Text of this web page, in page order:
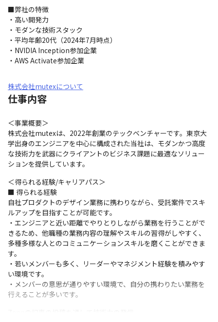
■弊社の特徴
・高い開発力
・モダンな技術スタック
・平均年齢20代（2024年7月時点）
・NVIDIA Inception参加企業
・AWS Activate参加企業
株式会社mutexについて
仕事内容
＜事業概要＞
株式会社mutexは、2022年創業のテックベンチャーです。東京大
学出身のエンジニアを中心に構成された当社は、モダンかつ高度
な技術力を武器にクライアントのビジネス課題に最適なソリュー
ションを提供しています。
＜得られる経験/キャリアパス＞
■ 得られる経験
自社プロダクトのデザイン業務に携わりながら、受託案件でスキ
ルアップを目指すことが可能です。
・エンジニアと近い距離でやりとりしながら業務を行うことがで
きるため、他職種の業務内容の理解やスキルの習得がしやすく、
多種多様な人とのコミュニケーションスキルを磨くことができま
す。
・若いメンバーも多く、リーダーやマネジメント経験を積みやす
い環境です。
・メンバーの意思が通りやすい環境で、自分の携わりたい業務を
行えることが多いです。